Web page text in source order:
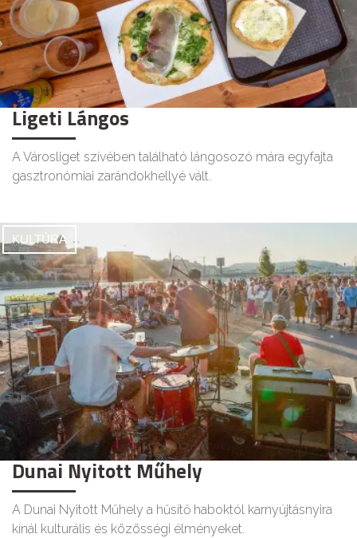
Ligeti Lángos
A Városliget szívében található lángosozó mára egyfajta
gasztronómiai zarándokhellyé vált.
KULTÚRA
Dunai Nyitott Műhely
A Dunai Nyitott Műhely a hűsítő haboktól karnyújtásnyira
kínál kulturális és közösségi élményeket.